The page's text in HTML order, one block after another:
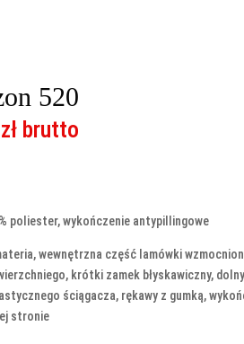
520
zł brutto
poliester, wykończenie antypillingowe
wewnętrzna część lamówki
krótki zamek błyskawiczny,
ściągacza, rękawy z gumką,
stronie